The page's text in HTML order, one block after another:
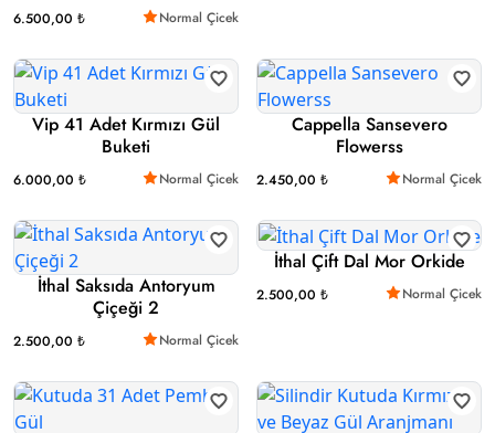
6.500,00 ₺ Normal Çicek
Vip 41 Adet Kırmızı Gül
Buketi
6.000,00 ₺ Normal Çicek
Cappella Sansevero
Flowerss
2.450,00 ₺ Normal Çicek
İthal Saksıda Antoryum
Çiçeği 2
2.500,00 ₺ Normal Çicek
İthal Çift Dal Mor Orkide
2.500,00 ₺ Normal Çicek